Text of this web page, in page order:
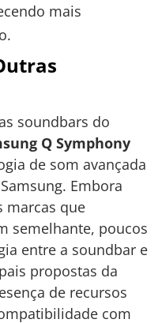
mais
soundbars do
Q Symphony
de som avançada
Embora
marcas que
semelhante, poucos
entre a soundbar e
propostas da
de recursos
com